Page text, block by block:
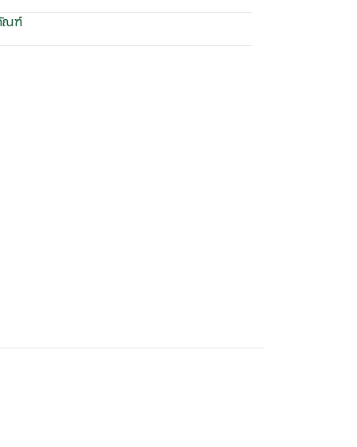
ณฑ์